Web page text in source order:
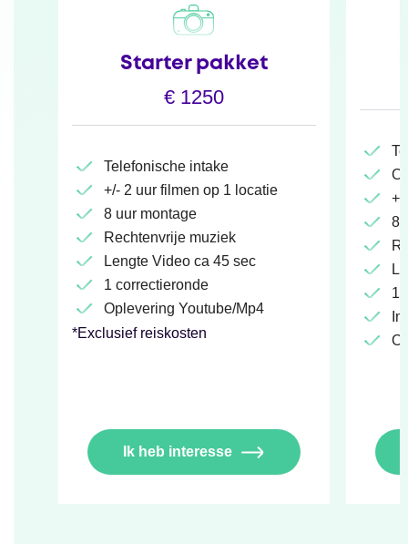
Starter pakket
€ 1250
Telefonische intake
+/- 2 uur filmen op 1 locatie
8 uur montage
Rechtenvrije muziek
Lengte Video ca 45 sec
1 correctieronde
Oplevering Youtube/Mp4
*Exclusief reiskosten
Ik heb interesse
8
1